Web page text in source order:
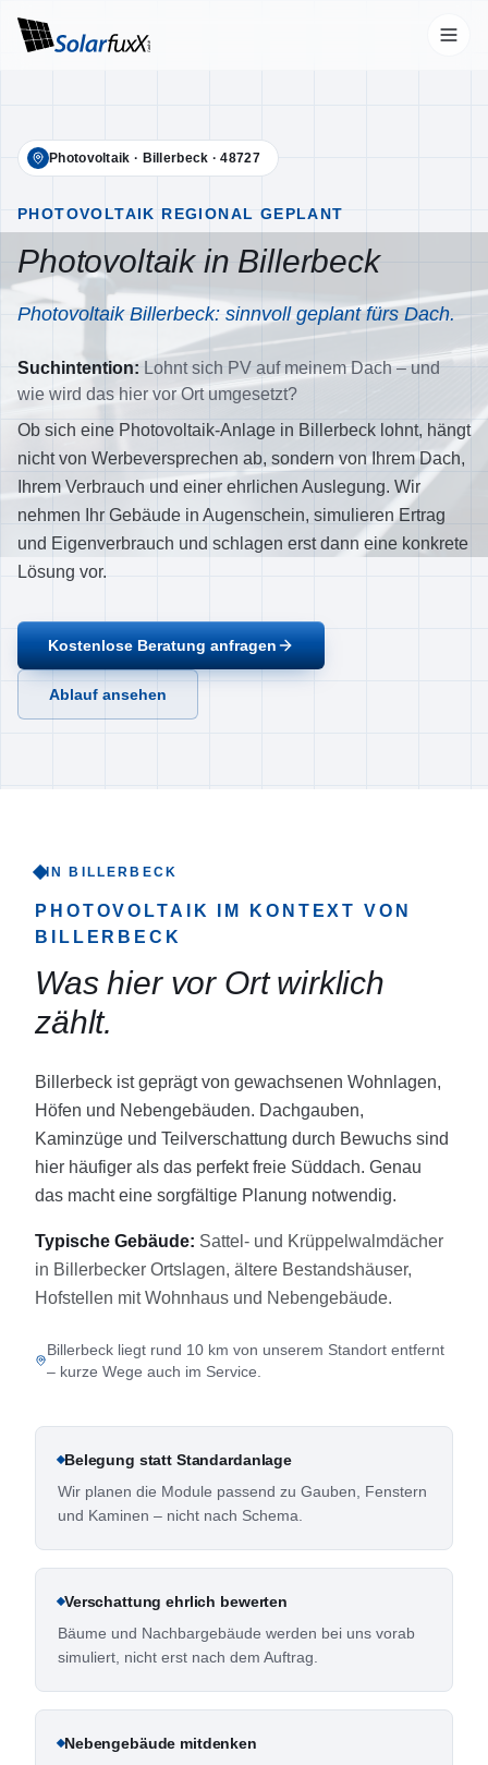
Leistungen
Übersicht
Photovoltaik
Wallbox
Wärmepumpen
Klimaanlagen
Unternehmen
Ablauf
Referenzen
Über uns
Einzugsgebiet
FAQ
Photovoltaik · Billerbeck ·48727
PHOTOVOLTAIK REGIONAL GEPLANT
Photovoltaik in Billerbeck
Photovoltaik Billerbeck: sinnvoll geplant fürs Dach.
Suchintention: Lohnt sich PV auf meinem Dach – und
wie wird das hier vor Ort umgesetzt?
Ob sich eine Photovoltaik-Anlage in Billerbeck lohnt, hängt
nicht von Werbeversprechen ab, sondern von Ihrem Dach,
Ihrem Verbrauch und einer ehrlichen Auslegung. Wir
nehmen Ihr Gebäude in Augenschein, simulieren Ertrag
und Eigenverbrauch und schlagen erst dann eine konkrete
Lösung vor.
Kostenlose Beratung anfragen
Ablauf ansehen
IN BILLERBECK
PHOTOVOLTAIK
IM KONTEXT VON
BILLERBECK
Was hier vor Ort wirklich
zählt.
Billerbeck ist geprägt von gewachsenen Wohnlagen,
Höfen und Nebengebäuden. Dachgauben,
Kaminzüge und Teilverschattung durch Bewuchs sind
hier häufiger als das perfekt freie Süddach. Genau
das macht eine sorgfältige Planung notwendig.
Typische Gebäude: Sattel- und Krüppelwalmdächer
in Billerbecker Ortslagen, ältere Bestandshäuser,
Hofstellen mit Wohnhaus und Nebengebäude.
Billerbeck liegt rund 10 km von unserem Standort entfernt
– kurze Wege auch im Service.
Belegung statt Standardanlage
Wir planen die Module passend zu Gauben, Fenstern
und Kaminen – nicht nach Schema.
Verschattung ehrlich bewerten
Bäume und Nachbargebäude werden bei uns vorab
simuliert, nicht erst nach dem Auftrag.
Nebengebäude mitdenken